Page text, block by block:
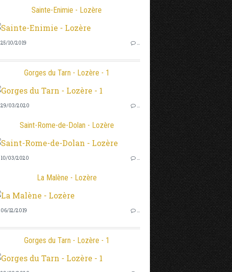
Sainte-Enimie - Lozère
25/10/2019 …
Gorges du Tarn - Lozère - 1
29/03/2020 …
Saint-Rome-de-Dolan - Lozère
10/03/2020 …
La Malène - Lozère
06/12/2019 …
Gorges du Tarn - Lozère - 1